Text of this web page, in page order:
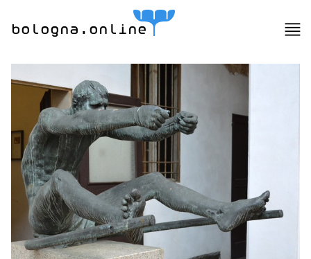
bologna.online